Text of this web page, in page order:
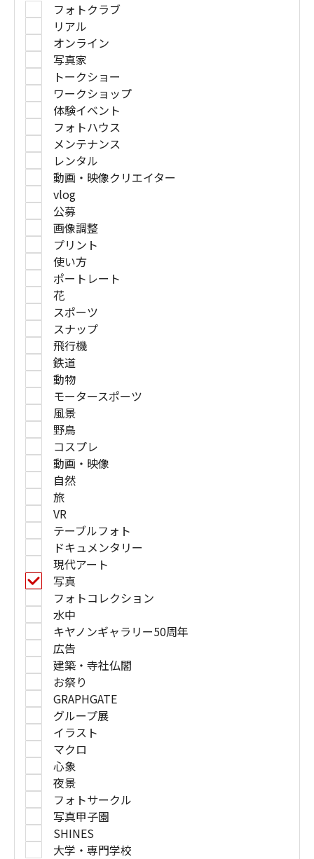
フォトクラブ
リアル
オンライン
写真家
トークショー
ワークショップ
体験イベント
フォトハウス
メンテナンス
レンタル
動画・映像クリエイター
vlog
公募
画像調整
プリント
使い方
ポートレート
花
スポーツ
スナップ
飛行機
鉄道
動物
モータースポーツ
風景
野鳥
コスプレ
動画・映像
自然
旅
VR
テーブルフォト
ドキュメンタリー
現代アート
写真
フォトコレクション
水中
キヤノンギャラリー50周年
広告
建築・寺社仏閣
お祭り
GRAPHGATE
グループ展
イラスト
マクロ
心象
夜景
フォトサークル
写真甲子園
SHINES
大学・専門学校